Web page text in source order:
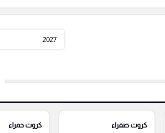
2027
كروت صفراء كروت حمراء